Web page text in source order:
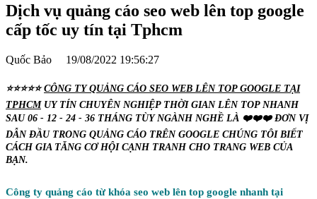
Dịch vụ quảng cáo seo web lên top google
cấp tốc uy tín tại Tphcm
Quốc Bảo 19/08/2022 19:56:27
⭐⭐⭐⭐⭐CÔNG TY QUẢNG CÁO SEO WEB LÊN TOP GOOGLE TẠI
TPHCMUY TÍN CHUYÊN NGHIỆP THỜI GIAN LÊN TOP NHANH
SAU 06 - 12 - 24 - 36 THÁNG TÙY NGÀNH NGHỀ LÀ ❤️❤️❤️ ĐƠN VỊ
DẪN ĐẦU TRONG QUẢNG CÁO TRÊN GOOGLE CHÚNG TÔI BIẾT
CÁCH GIA TĂNG CƠ HỘI CẠNH TRANH CHO TRANG WEB CỦA
BẠN.
Công ty quảng cáo từ khóa seo web lên top google nhanh tại